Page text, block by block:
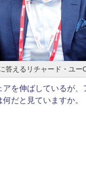
答えるリチャード・ユー
を伸ばしているが、
だと見ていますか。